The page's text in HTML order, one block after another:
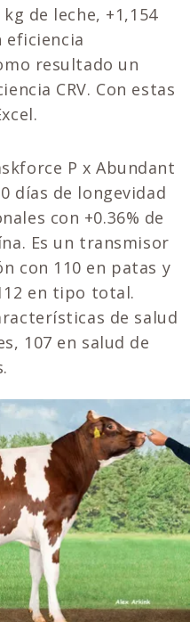
de leche, +1,154
eficiencia
resultado un
CRV. Con estas
P x Abundant
días de longevidad
con +0.36% de
Es un transmisor
con 110 en patas y
en tipo total.
de salud
107 en salud de